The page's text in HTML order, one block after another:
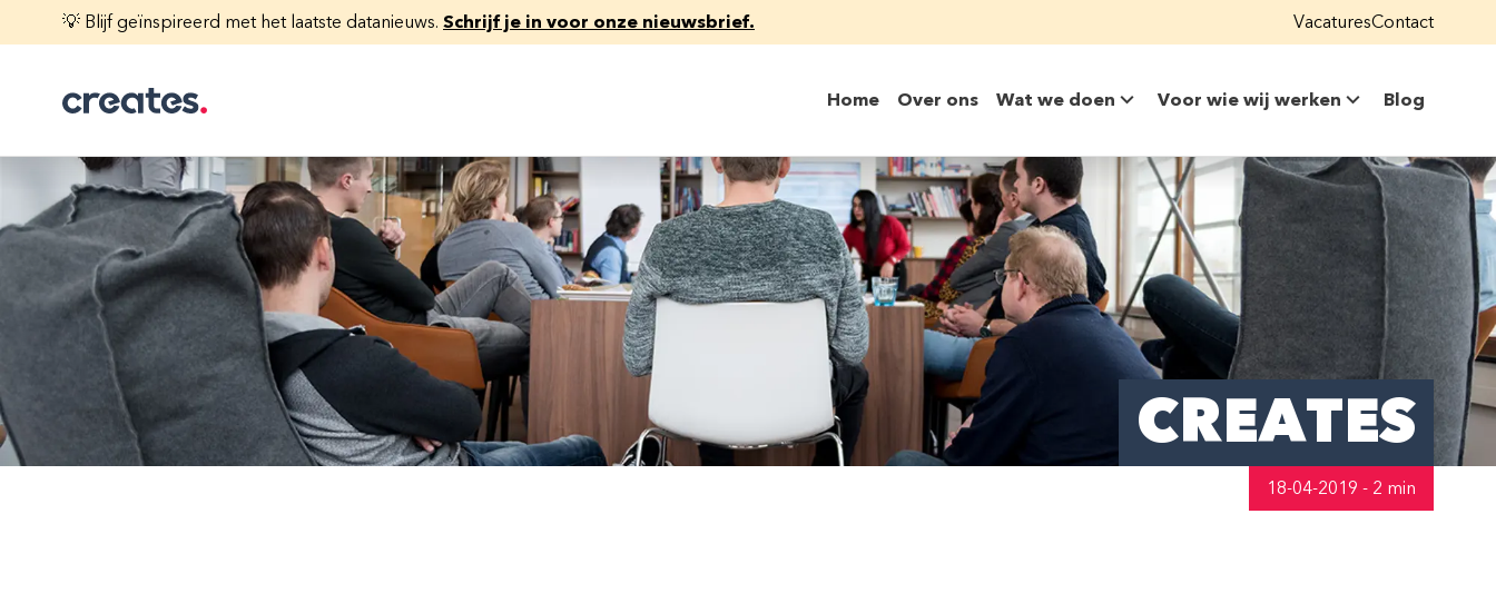
💡 Blijf geïnspireerd met het laatste datanieuws. Schrijf je in voor onze nieuwsbrief. VacaturesContact
Home Over ons Wat we doen Voor wie wij werken Blog
CREATES
18-04-2019 - 2 min